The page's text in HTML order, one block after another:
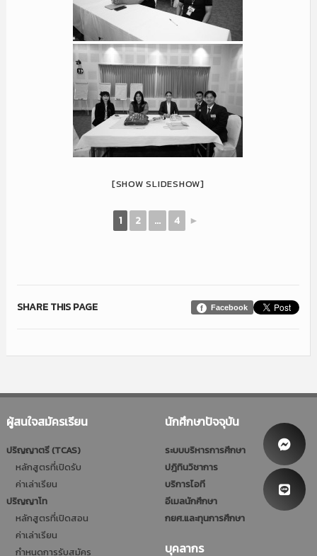
[SHOW SLIDESHOW]
1 2 ... 4 ►
Facebook
SHARE THIS PAGE
ผู้สนใจสมัครเรียน
ปริญญาตรี (TCAS)
หลักสูตรที่เปิดรับ
ค่าเล่าเรียน
ปริญญาโท
หลักสูตรที่เปิดสอน
ค่าเล่าเรียน
กำหนดการรับสมัคร
นักศึกษาปัจจุบัน
ระบบบริหารการศึกษา
ปฎิทินวิชาการ
บริการไอที
อีเมลนักศึกษา
กยศ.และทุนการศึกษา
บุคลากร